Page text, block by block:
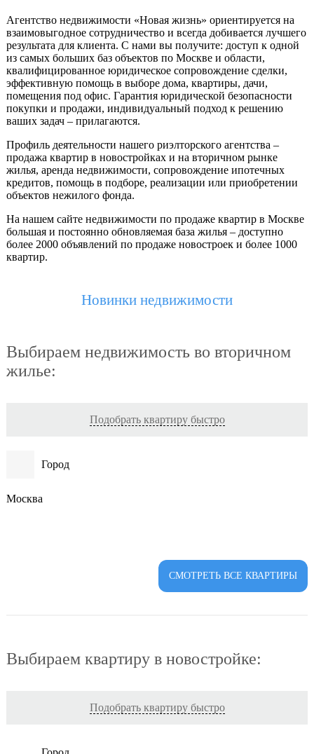
Агентство недвижимости «Новая жизнь» ориентируется на
взаимовыгодное сотрудничество и всегда добивается лучшего
результата для клиента. С нами вы получите: доступ к одной
из самых больших баз объектов по Москве и области,
квалифицированное юридическое сопровождение сделки,
эффективную помощь в выборе дома, квартиры, дачи,
помещения под офис. Гарантия юридической безопасности
покупки и продажи, индивидуальный подход к решению
ваших задач – прилагаются.
Профиль деятельности нашего риэлторского агентства –
продажа квартир в новостройках и на вторичном рынке
жилья, аренда недвижимости, сопровождение ипотечных
кредитов, помощь в подборе, реализации или приобретении
объектов нежилого фонда.
На нашем сайте недвижимости по продаже квартир в Москве
большая и постоянно обновляемая база жилья – доступно
более 2000 объявлений по продаже новостроек и более 1000
квартир.
Новинки недвижимости
Выбираем недвижимость во вторичном
жилье:
Подобрать квартиру быстро
Город
Москва
СМОТРЕТЬ ВСЕ КВАРТИРЫ
Выбираем квартиру в новостройке:
Подобрать квартиру быстро